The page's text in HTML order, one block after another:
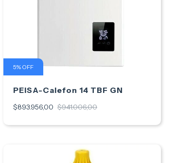
5% OFF
PEISA-Calefon 14 TBF GN
$893.956,00 $941.006,00